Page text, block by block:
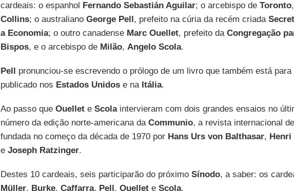
cardeais: o espanhol Fernando Sebastián Aguilar; o arcebispo de Toronto,
Collins; o australiano George Pell, prefeito na cúria da recém criada
a Economia; o outro canadense Marc Ouellet, prefeito da Congregação
Bispos, e o arcebispo de Milão, Angelo Scola.
Pell pronunciou-se escrevendo o prólogo de um livro que também está para
publicado nos Estados Unidose na Itália.
Ao passo que Ouellete Scolaintervieram com dois grandes ensaios no
número da edição norte-americana da Communio, a revista internacional
fundada no começo da década de 1970 por Hans Urs von Balthasar, Henri
e Joseph Ratzinger.
Destes 10 cardeais, seis participarão do próximo Sínodo, a saber: os
Müller, Burke, Caffarra, Pell, Ouellete Scola.